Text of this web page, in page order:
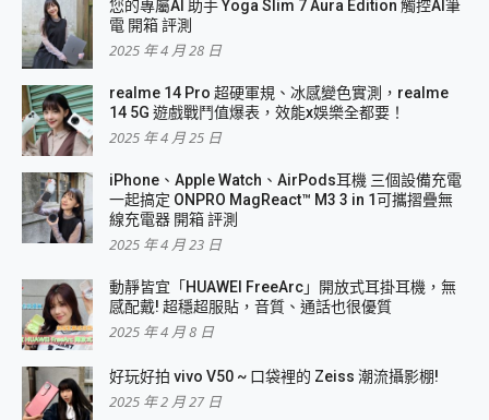
您的專屬AI 助手 Yoga Slim 7 Aura Edition 觸控AI筆
電 開箱 評測
2025 年 4 月 28 日
realme 14 Pro 超硬軍規、冰感變色實測，realme
14 5G 遊戲戰鬥值爆表，效能x娛樂全都要！
2025 年 4 月 25 日
iPhone、Apple Watch、AirPods耳機 三個設備充電
一起搞定 ONPRO MagReact™ M3 3 in 1可攜摺疊無
線充電器 開箱 評測
2025 年 4 月 23 日
動靜皆宜「HUAWEI FreeArc」開放式耳掛耳機，無
感配戴! 超穩超服貼，音質、通話也很優質
2025 年 4 月 8 日
好玩好拍 vivo V50 ~ 口袋裡的 Zeiss 潮流攝影棚!
2025 年 2 月 27 日